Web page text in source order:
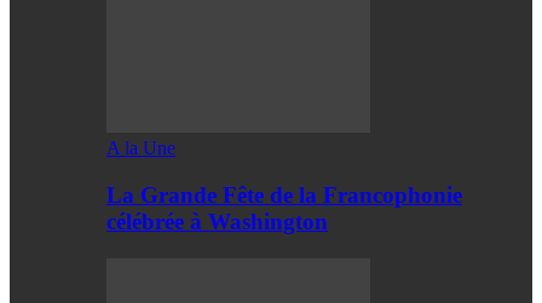
A la Une
La Grande Fête de la Francophonie
célébrée à Washington